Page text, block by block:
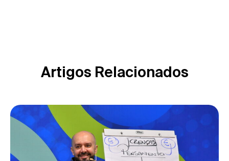
Artigos Relacionados